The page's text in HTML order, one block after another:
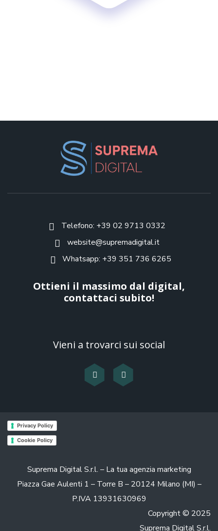
Telefono: +39 02 9713 0332
website@supremadigital.it
Whatsapp: +39 351 736 6265
Ottieni il massimo dal digital,
contattaci subito!
Vieni a trovarci sui social
Privacy Policy
Cookie Policy
Suprema Digital S.r.l. – La tua agenzia marketing
Piazza Gae Aulenti 1 – Torre B – 20124 Milano (MI) –
P.IVA 13931630969
Copyright © 2025
Suprema Digital S.r.l.